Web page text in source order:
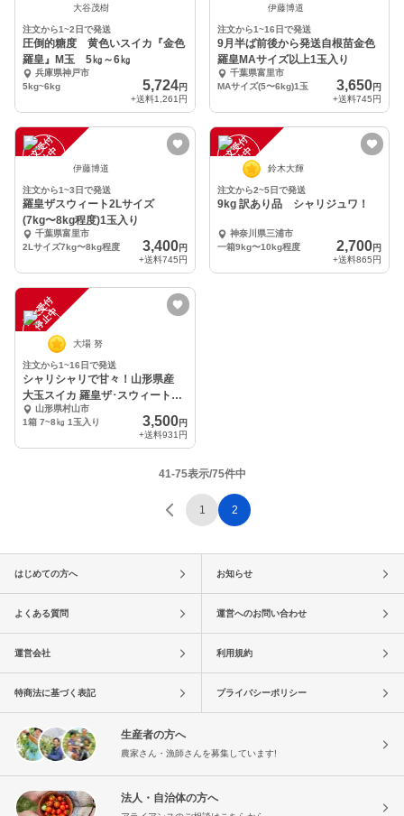
大谷茂樹
注文から1~2日で発送
圧倒的糖度 黄色いスイカ『金色
羅皇』M玉 5㎏～6㎏
兵庫県神戸市
5kg~6kg
5,724円
+送料1,261円
伊藤博道
注文から1~16日で発送
9月半ば前後から発送自根苗金色
羅皇MAサイズ以上1玉入り
千葉県富里市
MAサイズ(5〜6kg)1玉
3,650円
+送料745円
注
文
受
付
停
止
中 伊藤博道
注文から1~3日で発送
羅皇ザスウィート2Lサイズ
(7kg〜8kg程度)1玉入り
千葉県富里市
2Lサイズ7kg〜8kg程度
3,400円
+送料745円
注
文
受
付
停
止
中 鈴木大輝
注文から2~5日で発送
9kg 訳あり品 シャリジュワ！
神奈川県三浦市
一箱9kg〜10kg程度
2,700円
+送料865円
注
文
受
付
停
止
中
大場 努
注文から1~16日で発送
シャリシャリで甘々！山形県産
大玉スイカ 羅皇ザ･スウィート
7〜8kg
山形県村山市
1箱 7~8㎏ 1玉入り
3,500円
+送料931円
41-75表示/75件中
1 2
はじめての方へ お知らせ
よくある質問 運営へのお問い合わせ
運営会社 利用規約
特商法に基づく表記 プライバシーポリシー
生産者の方へ
農家さん・漁師さんを募集しています!
法人・自治体の方へ